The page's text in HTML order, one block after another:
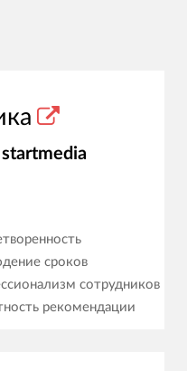
startmedia
сроков
сотрудников
рекомендации